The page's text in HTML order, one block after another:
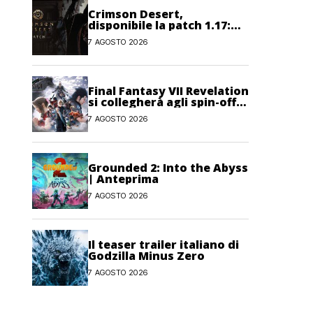
Crimson Desert,
disponibile la patch 1.17:
correzioni per sfide,
combattimento e
7 AGOSTO 2026
Final Fantasy VII Revelation
si collegherà agli spin-off
di FF7: Hamaguchi non si
pone limiti
7 AGOSTO 2026
Grounded 2: Into the Abyss
| Anteprima
7 AGOSTO 2026
Il teaser trailer italiano di
Godzilla Minus Zero
7 AGOSTO 2026